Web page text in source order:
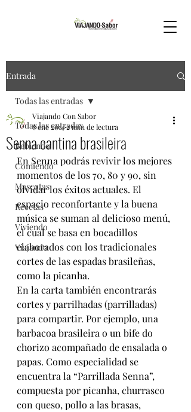
Entrada
Todas las entradas
Bebiendo
Comiendo
Mascotas
Recetas
Viviendo
Viajando
Todas las entradas
Senna cantina brasileira
Viajando Con Sabor
8 ene 20142 min de lectura
En Senna podrás revivir los mejores
momentos de los 70, 80 y 90, sin
olvidar los éxitos actuales. El
espacio reconfortante y la buena
música se suman al delicioso menú,
el cual se basa en bocadillos
elaborados con los tradicionales
cortes de las espadas brasileñas,
como la picanha.
En la carta también encontrarás
cortes y parrilhadas (parrilladas)
para compartir. Por ejemplo, una
barbacoa brasileira o un bife do
chorizo acompañado de ensalada o
papas. Como especialidad se
encuentra la “Parrillada Senna”,
compuesta por picanha, churrasco
con queso, pollo a las brasas,